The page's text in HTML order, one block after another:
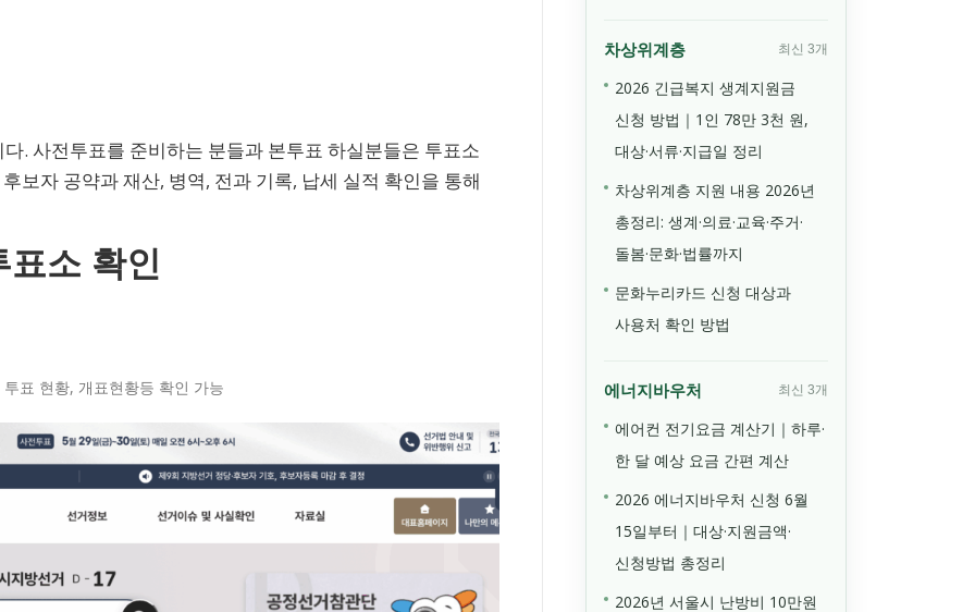
. 사전투표를 준비하는 분들과 본투표 하실분들은 투표소
보자 공약과 재산, 병역, 전과 기록, 납세 실적 확인을 통해
소 확인
표 현황, 개표현황등 확인 가능
차상위계층 최신 3개
2026 긴급복지 생계지원금
신청 방법｜1인 78만 3천 원,
대상·서류·지급일 정리
차상위계층 지원 내용 2026년
총정리: 생계·의료·교육·주거·
돌봄·문화·법률까지
문화누리카드 신청 대상과
사용처 확인 방법
에너지바우처 최신 3개
에어컨 전기요금 계산기｜하루·
한 달 예상 요금 간편 계산
2026 에너지바우처 신청 6월
15일부터｜대상·지원금액·
신청방법 총정리
2026년 서울시 난방비 10만원